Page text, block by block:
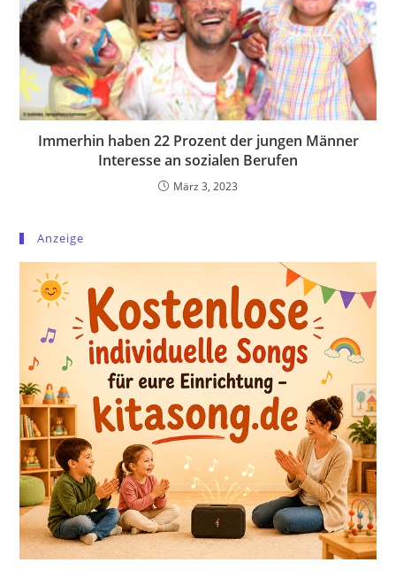
Immerhin haben 22 Prozent der jungen Männer
Interesse an sozialen Berufen
März 3, 2023
Anzeige